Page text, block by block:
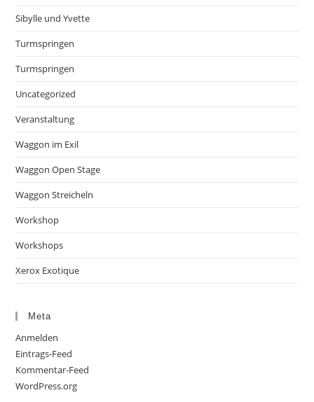
Sibylle und Yvette
Turmspringen
Turmspringen
Uncategorized
Veranstaltung
Waggon im Exil
Waggon Open Stage
Waggon Streicheln
Workshop
Workshops
Xerox Exotique
Meta
Anmelden
Eintrags-Feed
Kommentar-Feed
WordPress.org